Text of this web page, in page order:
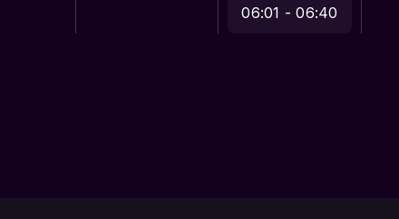
06:01 - 06:40